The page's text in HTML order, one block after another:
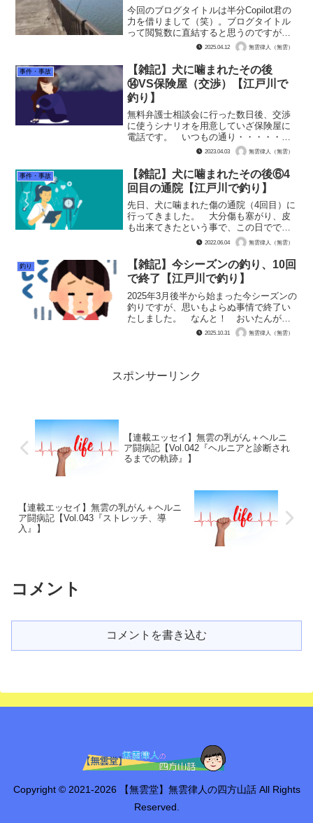
今回のブログタイトルは半分Copilot君の
力を借りまして（笑）。ブログタイトル
って閲覧数に直結すると思うのですが、
AIってこういう時便利に助力してくれる
ものよね。 さて、そんな春爛漫のある
日、満開の桜の中、私とおいたんは江戸
川へやってきま...
2025.04.12 無雲律人（無雲）
事件・事故
【雑記】犬に噛まれたその後
⑭VS保険屋（交渉）【江戸川で
釣り】
無料弁護士相談会に行った数日後、交渉
に使うシナリオを用意していざ保険屋に
電話です。 いつもの通り・・・・・・
まずは担当が席にいない。今回も折り返
ですよね。なんなの、すんなり出ないの
も策略なの？ 担当から折...
2023.04.03 無雲律人（無雲）
事件・事故
【雑記】犬に噛まれたその後⑥4
回目の通院【江戸川で釣り】
先日、犬に噛まれた傷の通院（4回目）に
行ってきました。 大分傷も塞がり、皮
も出来てきたという事で、この日ででっ
かい絆創膏生活は終了。お風呂にも腕を
入れて良いと言われました。ひゃっほ
ー！！ じゃぶんと入れるぞ！！ 傷を
目立たなくする手術は、経...
2022.06.04 無雲律人（無雲）
釣り
【雑記】今シーズンの釣り、10回
で終了【江戸川で釣り】
2025年3月後半から始まった今シーズンの
釣りですが、思いもよらぬ事情で終了い
たしました。 なんと！ おいたんが腰
椎すべり症を悪化させて、脊柱管狭窄症
となり、手術が必要な状態になってしま
2025.10.31 無雲律人（無雲）
スポンサーリンク
【連載エッセイ】無雲の乳がん＋ヘルニ
ア闘病記【Vol.042『ヘルニアと診断され
るまでの軌跡』】
【連載エッセイ】無雲の乳がん＋ヘルニ
ア闘病記【Vol.043『ストレッチ、導
入』】
コメント
コメントを書き込む
Copyright © 2021-2026 【無雲堂】無雲律人の四方山話 All Rights
Reserved.